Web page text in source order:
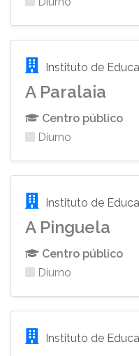
Instituto de
A Paralaia
Centro público
Diurno
Instituto de
A Pinguela
Centro público
Diurno
Instituto de